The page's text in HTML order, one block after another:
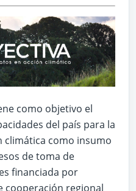
como objetivo el
del país para la
climática como insumo
de toma de
financiada por
cooperación regional